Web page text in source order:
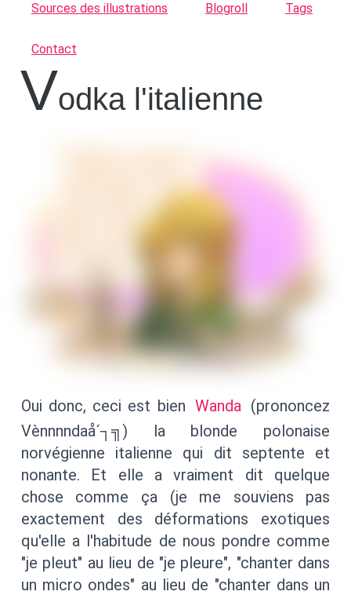
Sources des illustrations Blogroll Tags
Contact
Vodka l'italienne
Oui donc, ceci est bien Wanda (prononcez
Vènnnndaå´┐╗) la blonde polonaise
norvégienne italienne qui dit septente et
nonante. Et elle a vraiment dit quelque
chose comme ça (je me souviens pas
exactement des déformations exotiques
qu'elle a l'habitude de nous pondre comme
"je pleut" au lieu de "je pleure", "chanter dans
un micro ondes" au lieu de "chanter dans un